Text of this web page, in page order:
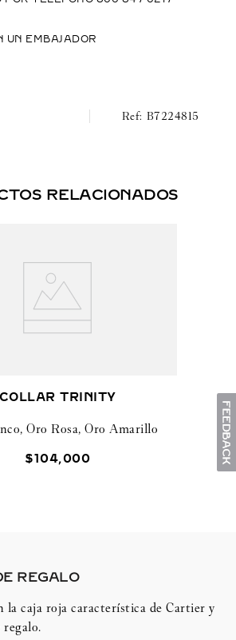
UN EMBAJADOR
B7224815
RELACIONADOS
COLLAR TRINITY
Oro Rosa, Oro Amarillo
$104,000
REGALO​
la caja roja característica de Cartier y